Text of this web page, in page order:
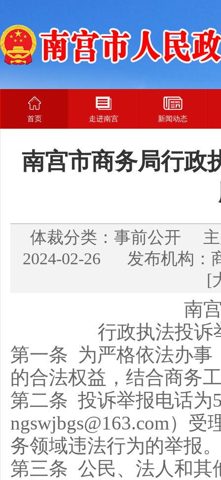
首页 走进南宫 新闻动态
南宫市商务局行政
体裁分类：事前公开
2024-02-26 发布机构
[
南
行政执法投诉
第一条 为严格依法办事
的合法权益，结合商务
第二条 投诉举报电话为
ngswjbgs@163.com）
务领域违法行为的举报
第三条 公民、法人和其